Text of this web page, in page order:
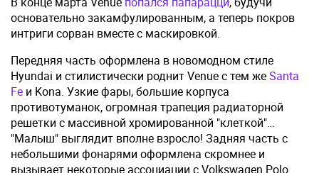
основательно закамфулированным, а теперь покров
интриги сорван вместе с маскировкой.
Передняя часть оформлена в новомодном стиле
Hyundai и стилистически роднит Venue с тем жеSanta
Fe и Kona. Узкие фары, большие корпуса
противотуманок, огромная трапеция радиаторной
решетки с массивной хромированной "клеткой"…
"Малыш" выглядит вполне взросло! Задняя часть с
небольшими фонарями оформлена скромнее и
вызывает некоторые ассоциации с Volkswagen Polo.